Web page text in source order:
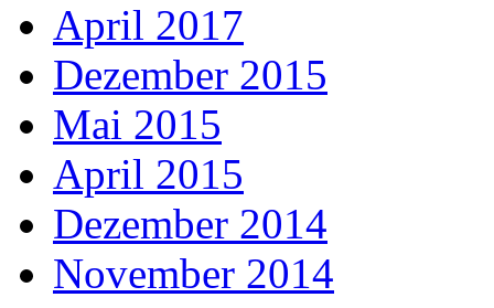
April 2017
Dezember 2015
Mai 2015
April 2015
Dezember 2014
November 2014